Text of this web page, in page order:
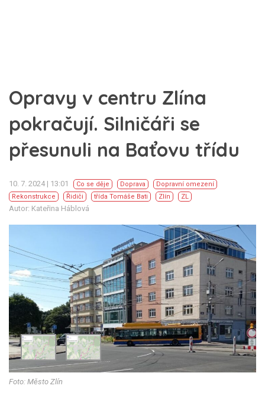
Opravy v centru Zlína
pokračují. Silničáři se
přesunuli na Baťovu třídu
10. 7. 2024 | 13:01 Co se děje Doprava
Dopravní omezení
Rekonstrukce
Řidiči třída Tomáše Bati Zlín ZL
Autor: Kateřina Háblová
Foto: Město Zlín